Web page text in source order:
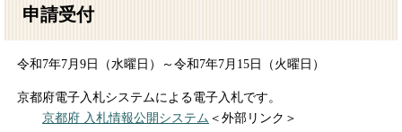
申請受付
令和7年7月9日（水曜日）～令和7年7月15日（火曜日）
京都府電子入札システムによる電子入札です。
京都府 入札情報公開システム ＜外部リンク＞